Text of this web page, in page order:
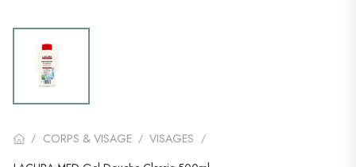
/ CORPS & VISAGE / VISAGES /